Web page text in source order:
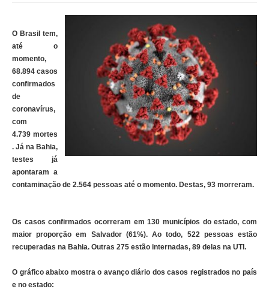
O Brasil tem,
até o
momento,
68.894 casos
confirmados
de
coronavírus,
com
4.739 mortes
. Já na Bahia,
testes já
apontaram a
contaminação de 2.564 pessoas até o momento. Destas, 93 morreram.
Os casos confirmados ocorreram em 130 municípios do estado, com
maior proporção em Salvador (61%). Ao todo, 522 pessoas estão
recuperadas na Bahia. Outras 275 estão internadas, 89 delas na UTI.
O gráfico abaixo mostra o avanço diário dos casos registrados no país
e no estado: